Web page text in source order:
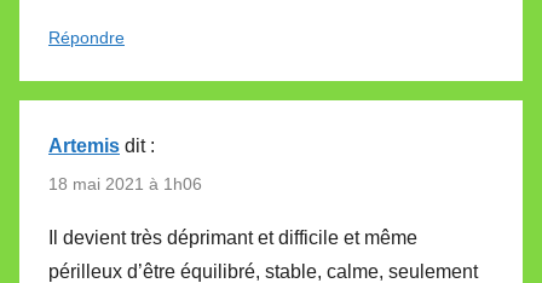
Répondre
Artemis dit :
18 mai 2021 à 1h06
Il devient très déprimant et difficile et même
périlleux d’être équilibré, stable, calme, seulement